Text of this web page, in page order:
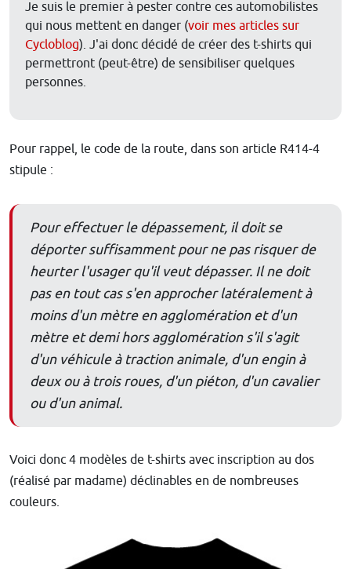
Je suis le premier à pester contre ces automobilistes
qui nous mettent en danger (voir mes articles sur
Cycloblog). J'ai donc décidé de créer des t-shirts qui
permettront (peut-être) de sensibiliser quelques
personnes.
Pour rappel, le code de la route, dans son article R414-4
stipule :
Pour effectuer le dépassement, il doit se
déporter suffisamment pour ne pas risquer de
heurter l'usager qu'il veut dépasser. Il ne doit
pas en tout cas s'en approcher latéralement à
moins d'un mètre en agglomération et d'un
mètre et demi hors agglomération s'il s'agit
d'un véhicule à traction animale, d'un engin à
deux ou à trois roues, d'un piéton, d'un cavalier
ou d'un animal.
Voici donc 4 modèles de t-shirts avec inscription au dos
(réalisé par madame) déclinables en de nombreuses
couleurs.